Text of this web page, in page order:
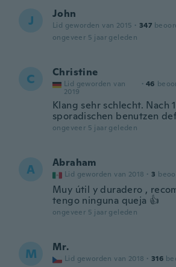
J John
Lid geworden van 2015 · 347
ongeveer 5 jaar geleden
C Christine
Lid geworden van
2019
· 46
Klang sehr schlecht. Nach
sporadischen benutzen
ongeveer 5 jaar geleden
A Abraham
Lid geworden van 2018 · 3
Muy útil y duradero ,
tengo ninguna queja 👍
ongeveer 5 jaar geleden
M Mr.
Lid geworden van 2018 · 316